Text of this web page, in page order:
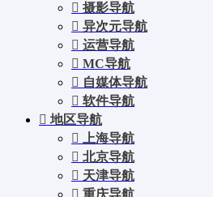
摄影导航
异次元导航
运营导航
MC导航
自媒体导航
软件导航
地区导航
上海导航
北京导航
天津导航
重庆导航